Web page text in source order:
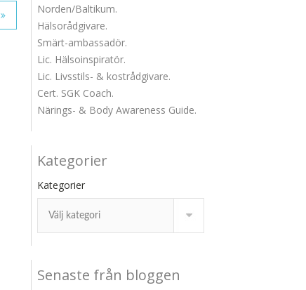
Norden/Baltikum.
Hälsorådgivare.
Smärt-ambassadör.
Lic. Hälsoinspiratör.
Lic. Livsstils- & kostrådgivare.
Cert. SGK Coach.
Närings- & Body Awareness Guide.
Kategorier
Kategorier
Senaste från bloggen